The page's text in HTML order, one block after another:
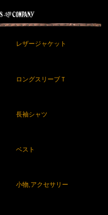
レザージャケット
ロングスリーブＴ
長袖シャツ
ベスト
小物,アクセサリー